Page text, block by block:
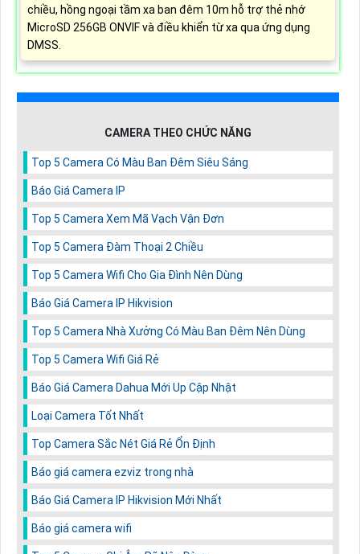
chiều, hồng ngoại tầm xa ban đêm 10m hỗ trợ thẻ nhớ
MicroSD 256GB ONVIF và điều khiển từ xa qua ứng dụng
DMSS.
CAMERA THEO CHỨC NĂNG
Top 5 Camera Có Màu Ban Đêm Siêu Sáng
Báo Giá Camera IP
Top 5 Camera Xem Mã Vạch Vận Đơn
Top 5 Camera Đàm Thoại 2 Chiều
Top 5 Camera Wifi Cho Gia Đình Nên Dùng
Báo Giá Camera IP Hikvision
Top 5 Camera Nhà Xưởng Có Màu Ban Đêm Nên Dùng
Top 5 Camera Wifi Giá Rẻ
Báo Giá Camera Dahua Mới Up Cập Nhật
Loại Camera Tốt Nhất
Top Camera Sắc Nét Giá Rẻ Ổn Định
Báo giá camera ezviz trong nhà
Báo Giá Camera IP Hikvision Mới Nhất
Báo giá camera wifi